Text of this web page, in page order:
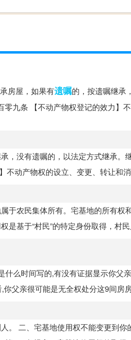
房屋，如果有遗嘱的，按遗嘱继承
九条 【不动产物权登记的效力】
，没有遗嘱的，以法定方式继承。
不动产物权的设立、变更、转让和
于农民集体所有。宅基地的所有权
基于“村民”的特定身份取得，村
么时间写的,有没有证据显示你父
父亲很可能是无全权处分这9间房
。 二、宅基地使用权不能变更到你